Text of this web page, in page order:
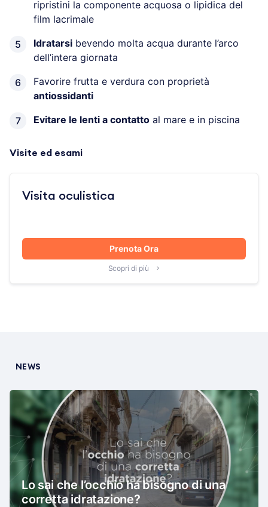
ripristini la componente acquosa o lipidica del
film lacrimale
Idratarsi bevendo molta acqua durante l’arco
dell’intera giornata
Favorire frutta e verdura con proprietà
antiossidanti
Evitare le lenti a contatto al mare e in piscina
Visite ed esami
Visita oculistica
Prenota Ora
Scopri di più
NEWS
Lo sai che l’occhio ha bisogno di una
corretta idratazione?